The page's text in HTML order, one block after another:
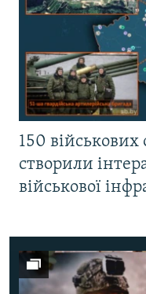
150 військових
створили
військової